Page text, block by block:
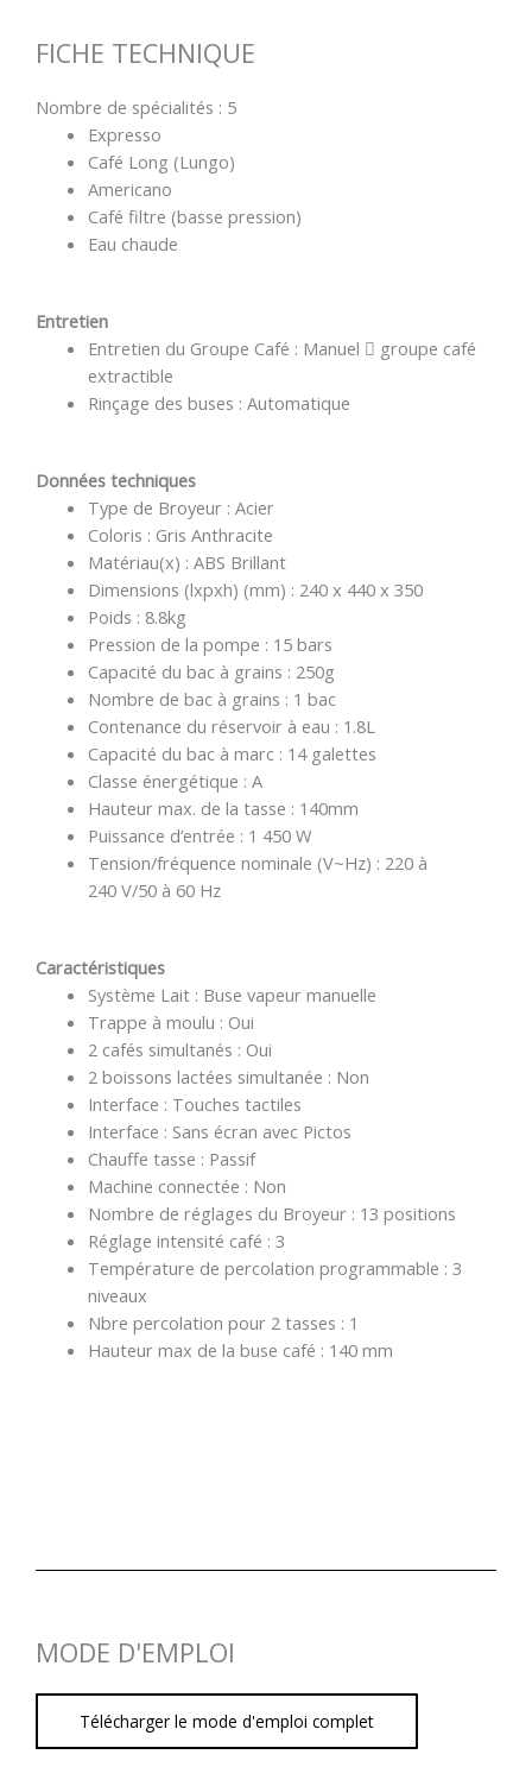
FICHE TECHNIQUE
Nombre de spécialités : 5
Expresso
Café Long (Lungo)
Americano
Café filtre (basse pression)
Eau chaude
Entretien
Entretien du Groupe Café : Manuel  groupe café
extractible
Rinçage des buses : Automatique
Données techniques
Type de Broyeur : Acier
Coloris : Gris Anthracite
Matériau(x) : ABS Brillant
Dimensions (lxpxh) (mm) : 240 x 440 x 350
Poids : 8.8kg
Pression de la pompe : 15 bars
Capacité du bac à grains : 250g
Nombre de bac à grains : 1 bac
Contenance du réservoir à eau : 1.8L
Capacité du bac à marc : 14 galettes
Classe énergétique : A
Hauteur max. de la tasse : 140mm
Puissance d’entrée : 1 450 W
Tension/fréquence nominale (V~Hz) : 220 à
240 V/50 à 60 Hz
Caractéristiques
Système Lait : Buse vapeur manuelle
Trappe à moulu : Oui
2 cafés simultanés : Oui
2 boissons lactées simultanée : Non
Interface : Touches tactiles
Interface : Sans écran avec Pictos
Chauffe tasse : Passif
Machine connectée : Non
Nombre de réglages du Broyeur : 13 positions
Réglage intensité café : 3
Température de percolation programmable : 3
niveaux
Nbre percolation pour 2 tasses : 1
Hauteur max de la buse café : 140 mm
MODE D'EMPLOI
Télécharger le mode d'emploi complet